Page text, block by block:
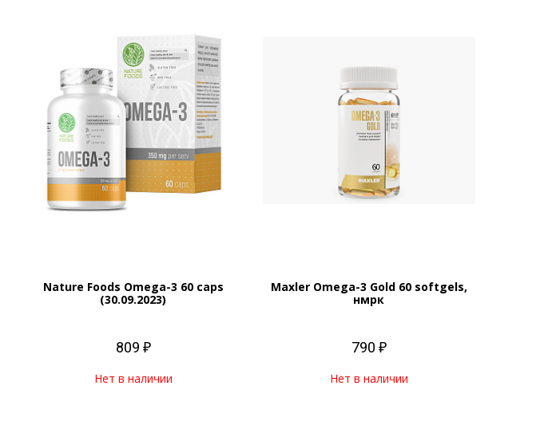
Nature Foods Omega-3 60 caps
(30.09.2023)
809 ₽
Нет в наличии
Maxler Omega-3 Gold 60 softgels,
нмрк
790 ₽
Нет в наличии